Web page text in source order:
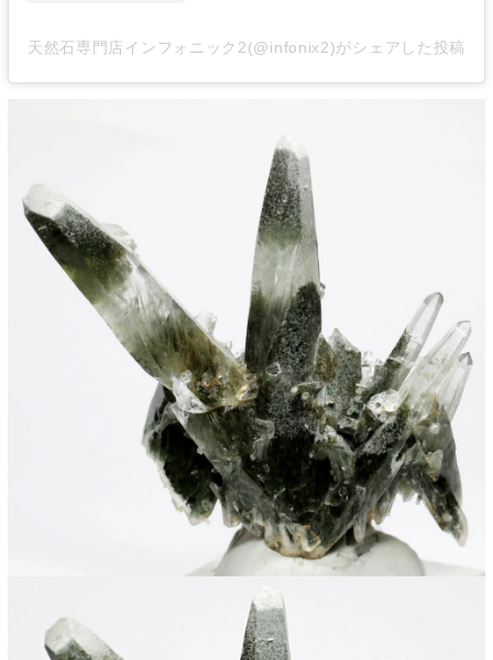
天然石専門店インフォニック2(@infonix2)がシェアした投稿